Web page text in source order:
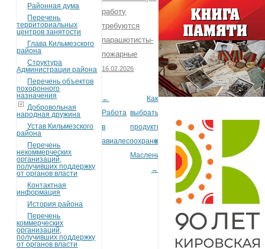
Районная дума
Перечень
территориальных
центров занятости
Глава Кильмезского
района
Структура
Администрации района
Перечень объектов
похоронного
назначения
Добровольная
народная дружина
Устав Кильмезского
района
Перечень
некоммерческих
организаций,
получивших поддержку
от органов власти
Контактная
информация
История района
Перечень
коммерческих
организаций,
получивших поддержку
от органов власти
работу
требуются
парашютисты-
пожарные
16.02.2026
Post navigation
←
Работа
в
авиалесоохране
Как
выбрать
продукты
к
Масленице
→